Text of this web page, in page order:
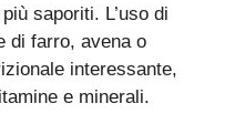
saporiti. L’uso di
di farro, avena o
interessante,
e minerali.